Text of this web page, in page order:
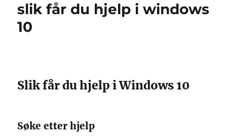
slik får du hjelp i windows
10
Slik får du hjelp i Windows 10
Søke etter hjelp